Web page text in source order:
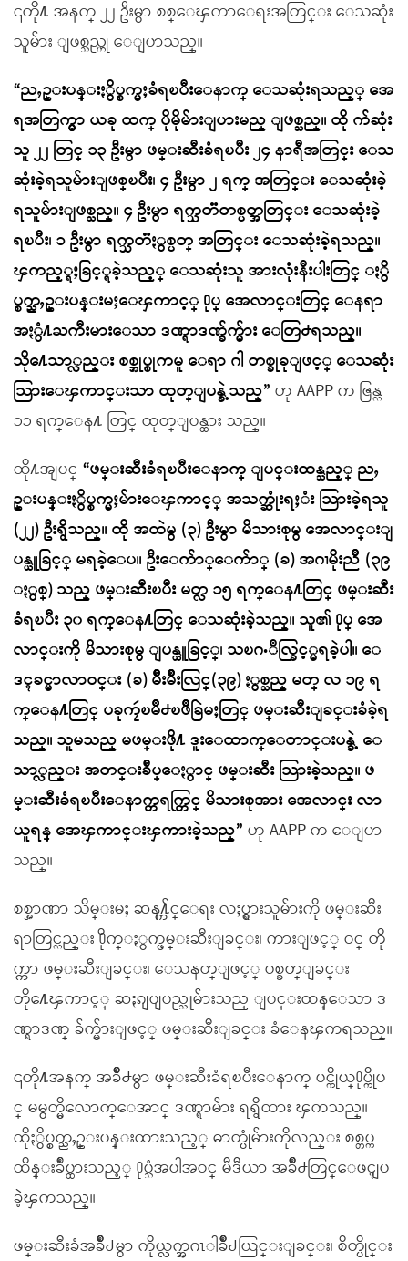
၎တို႔ အနက္ ၂၂ ဦးမွာ စစ္ေၾကာေရးအတြင္း ေသဆုံး
သူမ်ား ျဖစ္သည္ဟု ေျပာသည္။
“ညႇဥ္းပန္းႏွိပ္စက္မႈခံရၿပီးေနာက္ ေသဆုံးရသည့္ အေ
ရအတြက္မွာ ယခု ထက္ ပိုမိုမ်ားျပားမည္ ျဖစ္သည္။ ထို က်ဆုံး
သူ ၂၂ တြင္ ၁၃ ဦးမွာ ဖမ္းဆီးခံရၿပီး ၂၄ နာရီအတြင္း ေသ
ဆုံးခဲ့ရသူမ်ားျဖစ္ၿပီး၊ ၄ ဦးမွာ ၂ ရက္ အတြင္း ေသဆုံးခဲ့
ရသူမ်ားျဖစ္သည္။ ၄ ဦးမွာ ရက္သတၱတစ္ပတ္အတြင္း ေသဆုံးခဲ့
ရၿပီး၊ ၁ ဦးမွာ ရက္သတၱႏွစ္ပတ္ အတြင္း ေသဆုံးခဲ့ရသည္။
ၾကည့္ရႈခြင့္ရခဲ့သည့္ ေသဆုံးသူ အားလုံးနီးပါးတြင္ ႏွိ
ပ္စက္ညႇဥ္းပန္းမႈေၾကာင့္ ႐ုပ္ အေလာင္းတြင္ ေနရာ
အႏွံ႔ႀကီးမားေသာ ဒဏ္ရာဒဏ္ခ်က္မ်ား ေတြ႕ရသည္။
သို႔ေသာ္လည္း စစ္အုပ္စုကမူ ေရာ ဂါ တစ္ခုခုျဖင့္ ေသဆုံး
သြားေၾကာင္းသာ ထုတ္ျပန္ခဲ့သည္” ဟု AAPP က ဇြန္လ
၁၁ ရက္ေန႔ တြင္ ထုတ္ျပန္ထား သည္။
ထို႔အျပင္ “ဖမ္းဆီးခံရၿပီးေနာက္ ျပင္းထန္သည့္ ညႇ
ဥ္းပန္းႏွိပ္စက္မႈမ်ားေၾကာင့္ အသက္ဆုံးရႈံး သြားခဲ့ရသူ
(၂၂) ဦးရွိသည္။ ထို အထဲမွ (၃) ဦးမွာ မိသားစုမွ အေလာင္းျ
ပန္ယူခြင့္ မရခဲ့ေပ။ ဦးေက်ာ္ေက်ာ္ (ခ) အဂၢမိုးညိဳ (၃၉
ႏွစ္) သည္ ဖမ္းဆီးၿပီး မတ္လ ၁၅ ရက္ေန႔တြင္ ဖမ္းဆီး
ခံရၿပီး ၃၀ ရက္ေန႔တြင္ ေသဆုံးခဲ့သည္။ သူ၏ ႐ုပ္ အေ
လာင္းကို မိသားစုမွ ျပန္ယူခြင့္၊ သၿဂႋဳလ္ခြင့္မရခဲ့ပါ။ ေ
ဒၚခင္မာလာဝင္း (ခ) မ်ိဳးမ်ိဳးလြင္(၃၉) ႏွစ္သည္ မတ္ လ ၁၉ ရ
က္ေန႔တြင္ ပခုကၠဴၿမိဳ႕ၿဖိဳခြဲမႈတြင္ ဖမ္းဆီးျခင္းခံခဲ့ရ
သည္။ သူမသည္ မဖမ္းဖို႔ ဒူးေထာက္ေတာင္းပန္ခဲ့ ေ
သာ္လည္း အတင္းခ်ဳပ္ေႏွာင္ ဖမ္းဆီး သြားခဲ့သည္။ ဖ
မ္းဆီးခံရၿပီးေနာက္တရက္တြင္ မိသားစုအား အေလာင္း လာ
ယူရန္ အေၾကာင္းၾကားခဲ့သည္” ဟု AAPP က ေျပာ
သည္။
စစ္အာဏာ သိမ္းမႈ ဆန႔္က်င္ေရး လႈပ္ရွားသူမ်ားကို ဖမ္းဆီး
ရာတြင္လည္း ႐ိုက္ႏွက္ဖမ္းဆီးျခင္း၊ ကားျဖင့္ ဝင္ တို
က္ကာ ဖမ္းဆီးျခင္း၊ ေသနတ္ျဖင့္ ပစ္ခတ္ျခင္း
တို႔ေၾကာင့္ ဆႏၵျပျပည္သူမ်ားသည္ ျပင္းထန္ေသာ ဒ
ဏ္ရာဒဏ္ ခ်က္မ်ားျဖင့္ ဖမ္းဆီးျခင္း ခံေနၾကရသည္။
၎တို႔အနက္ အခ်ိဳ႕မွာ ဖမ္းဆီးခံရၿပီးေနာက္ ပင္ကိုယ္႐ုပ္ကိုပ
င္ မမွတ္မိေလာက္ေအာင္ ဒဏ္ရာမ်ား ရရွိထား ၾကသည္။
ထိုႏွိပ္စက္ညႇဥ္းပန္းထားသည့္ ဓာတ္ပုံမ်ားကိုလည္း စစ္တပ္က
ထိန္းခ်ဳပ္ထားသည့္ ႐ုပ္သံအပါအဝင္ မီဒီယာ အခ်ိဳ႕တြင္ေဖၚျပ
ခဲ့ၾကသည္။
ဖမ္းဆီးခံအခ်ိဳ႕မွာ ကိုယ္လက္အဂၤါခ်ိဳ႕ယြင္းျခင္း၊ စိတ္ပိုင္း